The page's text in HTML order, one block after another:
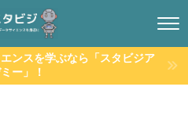
ンスを学ぶなら「スタビジア
ー」！